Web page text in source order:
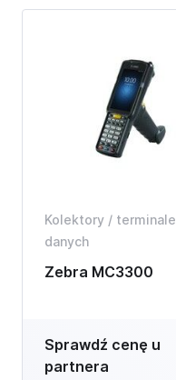
Kolektory / terminale
danych
Zebra MC3300
Sprawdź cenę u
partnera